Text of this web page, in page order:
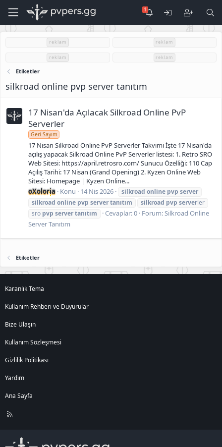
reklam reklam
reklam reklam
Etiketler
silkroad online pvp server tanıtım
17 Nisan'da Açılacak Silkroad Online PvP
Serverler
Geri Sayım
17 Nisan Silkroad Online PvP Serverler Takvimi İşte 17 Nisan'da
açılış yapacak Silkroad Online PvP Serverler listesi: 1. Retro SRO
Web Sitesi: https://april.retrosro.com/ Sunucu Özelliği: 110 Cap
Açılış Tarihi: 17 Nisan (Grand Opening) 2. Kyzen Online Web
Sitesi: Homepage | Kyzen Online...
oXoloria Konu 14 Nis 2026 silkroad online pvp server
silkroad online pvp servertanıtım silkroad pvp serverler
sro pvp servertanıtım Cevaplar: 0 Forum:Silkroad Online
Server Tanıtım
Etiketler
Karanlık Tema
Kullanım Rehberi ve Duyurular
Bize Ulaşın
Kullanım Sözleşmesi
Gizlilik Politikası
Yardım
Ana Sayfa
R